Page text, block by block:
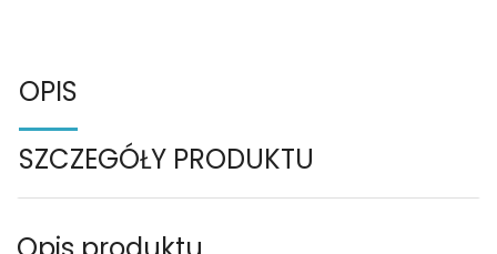
OPIS
SZCZEGÓŁY PRODUKTU